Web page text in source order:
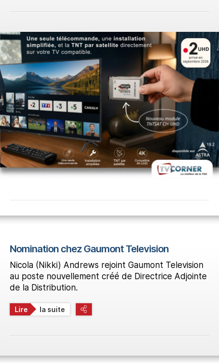
Nomination chez Gaumont Television
Nicola (Nikki) Andrews rejoint Gaumont Television
au poste nouvellement créé de Directrice Adjointe
de la Distribution.
Lire la suite